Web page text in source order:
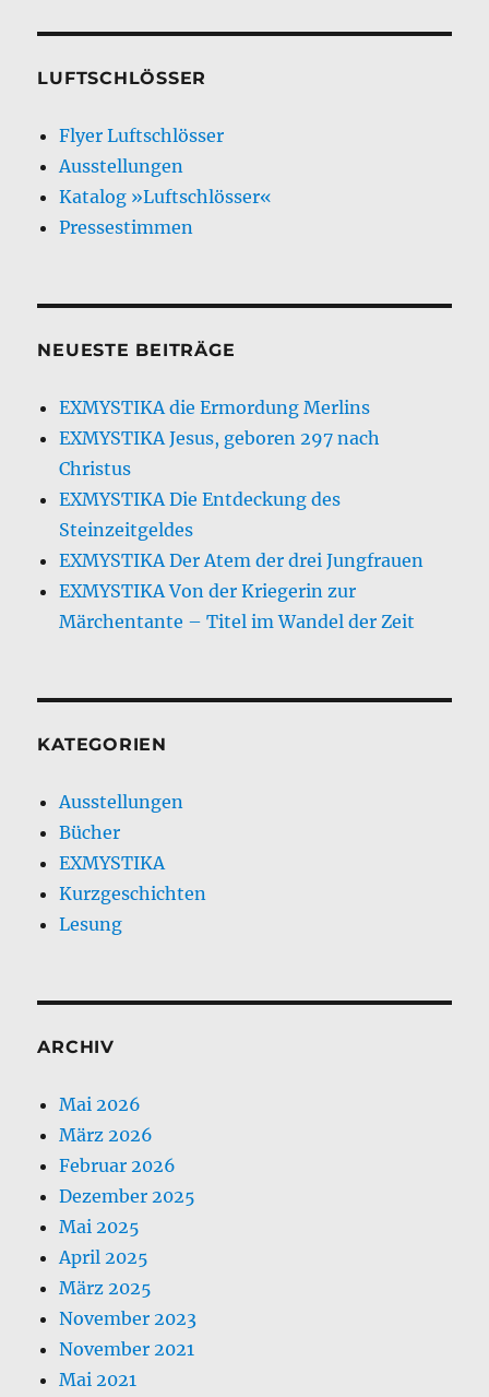
LUFTSCHLÖSSER
Flyer Luftschlösser
Ausstellungen
Katalog »Luftschlösser«
Pressestimmen
NEUESTE BEITRÄGE
EXMYSTIKA die Ermordung Merlins
EXMYSTIKA Jesus, geboren 297 nach
Christus
EXMYSTIKA Die Entdeckung des
Steinzeitgeldes
EXMYSTIKA Der Atem der drei Jungfrauen
EXMYSTIKA Von der Kriegerin zur
Märchentante – Titel im Wandel der Zeit
KATEGORIEN
Ausstellungen
Bücher
EXMYSTIKA
Kurzgeschichten
Lesung
ARCHIV
Mai 2026
März 2026
Februar 2026
Dezember 2025
Mai 2025
April 2025
März 2025
November 2023
November 2021
Mai 2021